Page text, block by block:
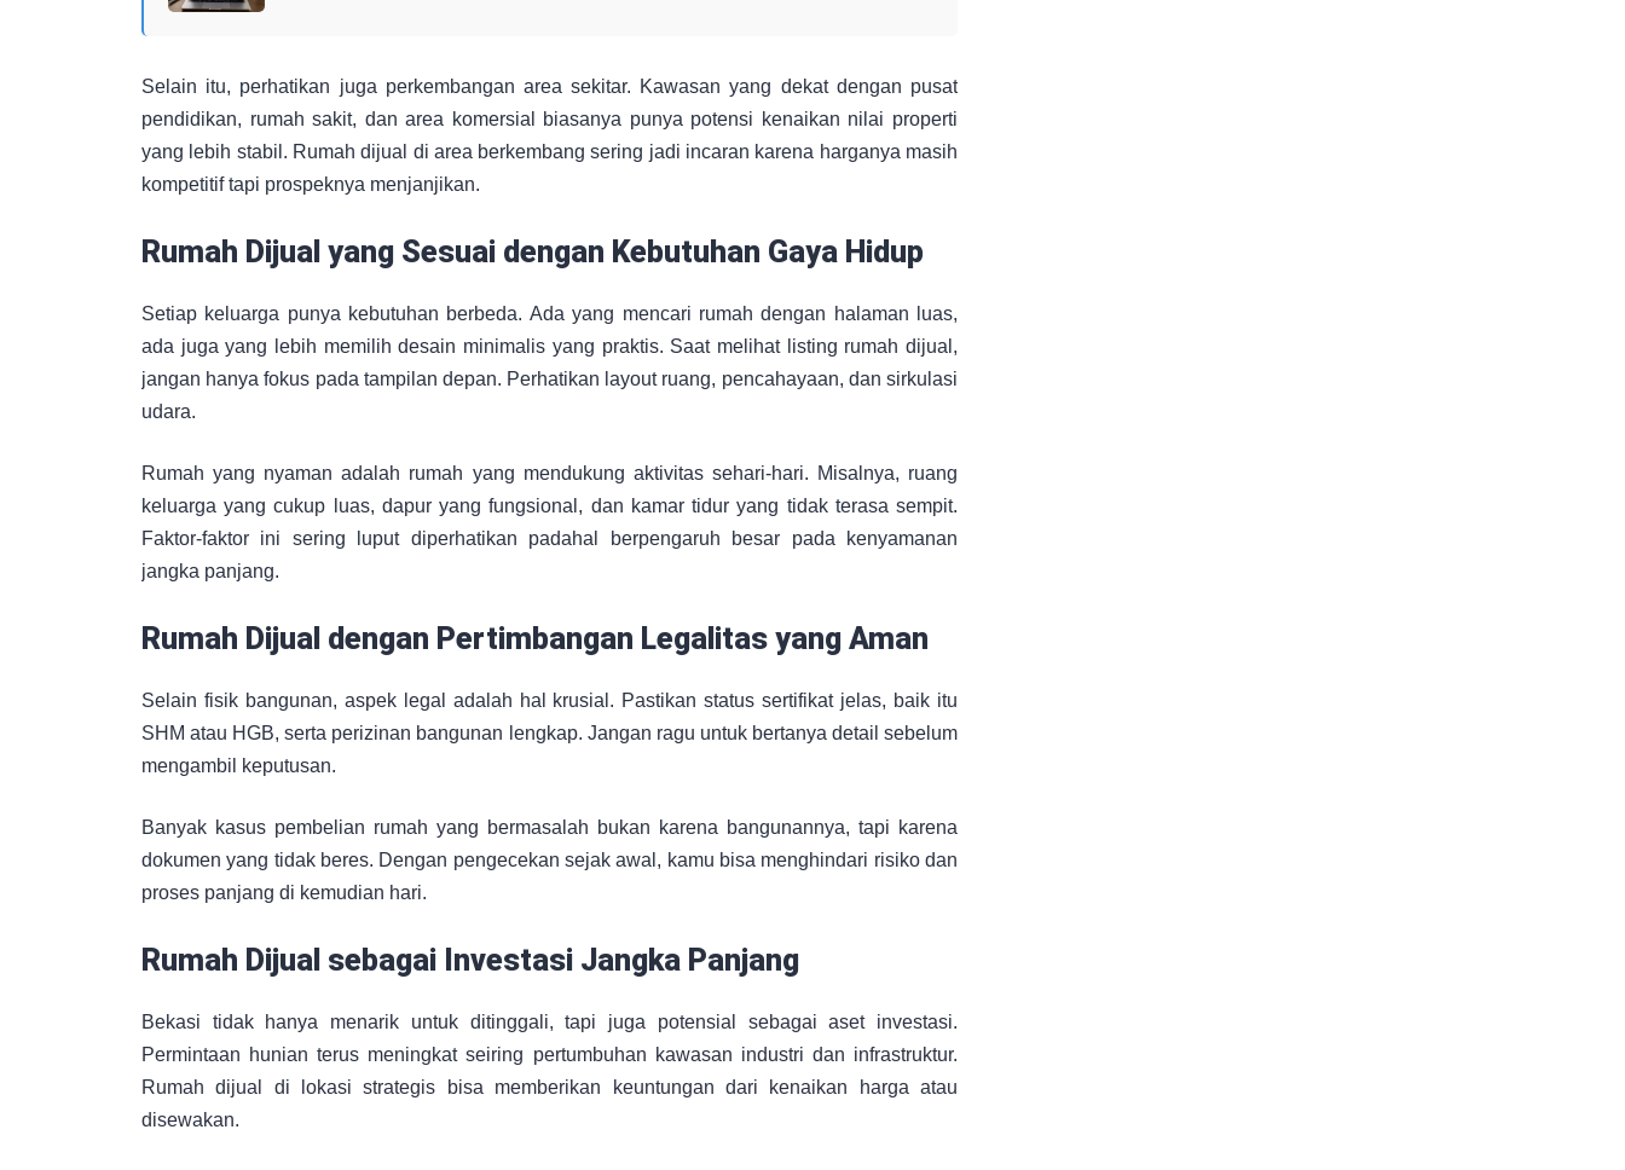
Selain itu, perhatikan juga perkembangan area sekitar. Kawasan yang dekat dengan pusat
pendidikan, rumah sakit, dan area komersial biasanya punya potensi kenaikan nilai properti
yang lebih stabil. Rumah dijual di area berkembang sering jadi incaran karena harganya masih
kompetitif tapi prospeknya menjanjikan.
Rumah Dijual yang Sesuai dengan Kebutuhan Gaya Hidup
Setiap keluarga punya kebutuhan berbeda. Ada yang mencari rumah dengan halaman luas,
ada juga yang lebih memilih desain minimalis yang praktis. Saat melihat listing rumah dijual,
jangan hanya fokus pada tampilan depan. Perhatikan layout ruang, pencahayaan, dan sirkulasi
udara.
Rumah yang nyaman adalah rumah yang mendukung aktivitas sehari-hari. Misalnya, ruang
keluarga yang cukup luas, dapur yang fungsional, dan kamar tidur yang tidak terasa sempit.
Faktor-faktor ini sering luput diperhatikan padahal berpengaruh besar pada kenyamanan
jangka panjang.
Rumah Dijual dengan Pertimbangan Legalitas yang Aman
Selain fisik bangunan, aspek legal adalah hal krusial. Pastikan status sertifikat jelas, baik itu
SHM atau HGB, serta perizinan bangunan lengkap. Jangan ragu untuk bertanya detail sebelum
mengambil keputusan.
Banyak kasus pembelian rumah yang bermasalah bukan karena bangunannya, tapi karena
dokumen yang tidak beres. Dengan pengecekan sejak awal, kamu bisa menghindari risiko dan
proses panjang di kemudian hari.
Rumah Dijual sebagai Investasi Jangka Panjang
Bekasi tidak hanya menarik untuk ditinggali, tapi juga potensial sebagai aset investasi.
Permintaan hunian terus meningkat seiring pertumbuhan kawasan industri dan infrastruktur.
Rumah dijual di lokasi strategis bisa memberikan keuntungan dari kenaikan harga atau
disewakan.